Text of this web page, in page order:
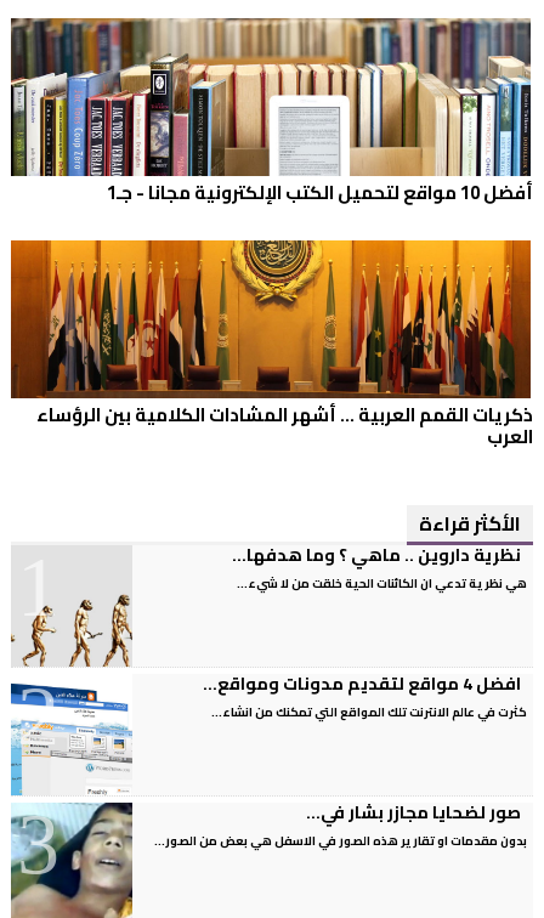
أفضل 10 مواقع لتحميل الكتب الإلكترونية مجانا - جـ1
ذكريات القمم العربية ... أشهر المشادات الكلامية بين الرؤساء
العرب
الأكثر قراءة
نظرية داروين .. ماهي ؟ وما هدفها...
هي نظرية تدعي ان الكائنات الحية خلقت من لا شيء...
افضل 4 مواقع لتقديم مدونات ومواقع...
كثرت في عالم الانترنت تلك المواقع التي تمكنك من انشاء...
صور لضحايا مجازر بشار في...
بدون مقدمات او تقارير هذه الصور في الاسفل هي بعض من الصور...